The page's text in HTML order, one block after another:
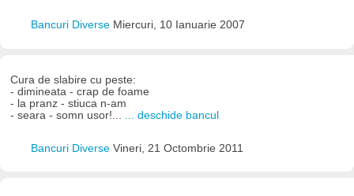
Bancuri Diverse Miercuri, 10 Ianuarie 2007
Cura de slabire cu peste:
- dimineata - crap de foame
- la pranz - stiuca n-am
- seara - somn usor!...
... deschide bancul
Bancuri Diverse Vineri, 21 Octombrie 2011